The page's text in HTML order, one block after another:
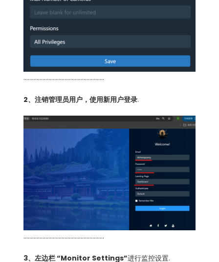
……………………………………………….
2、注销管理员用户，使用新用户登录.
……………………………………………….
3、左边栏 “Monitor Settings”进行监控设置.